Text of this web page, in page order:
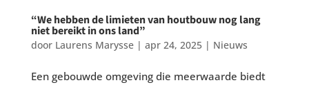
“We hebben de limieten van houtbouw nog lang
niet bereikt in ons land”
door Laurens Marysse| apr 24, 2025| Nieuws
Een gebouwde omgeving die meerwaarde biedt